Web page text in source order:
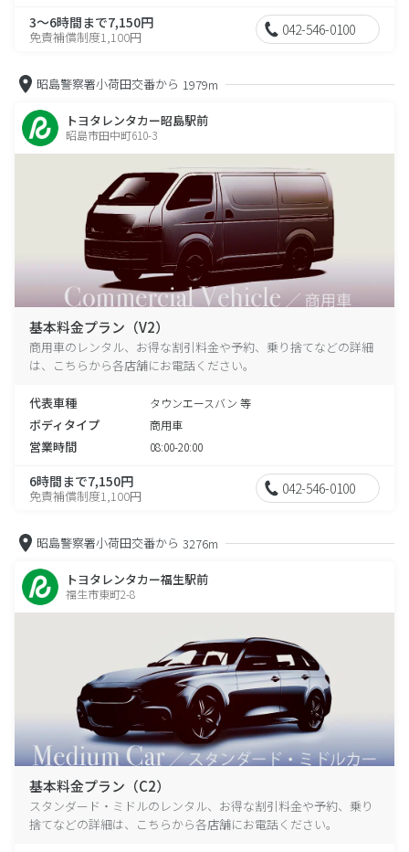
3～6時間まで7,150円
免責補償制度1,100円 042-546-0100
昭島警察署小荷田交番から 1979m
トヨタレンタカー昭島駅前
昭島市田中町610-3
基本料金プラン（V2）
商用車のレンタル、お得な割引料金や予約、乗り捨てなどの詳細
は、こちらから各店舗にお電話ください。
代表車種 タウンエースバン 等
ボディタイプ 商用車
営業時間 08:00-20:00
6時間まで7,150円
免責補償制度1,100円 042-546-0100
昭島警察署小荷田交番から 3276m
トヨタレンタカー福生駅前
福生市東町2-8
基本料金プラン（C2）
スタンダード・ミドルのレンタル、お得な割引料金や予約、乗り
捨てなどの詳細は、こちらから各店舗にお電話ください。